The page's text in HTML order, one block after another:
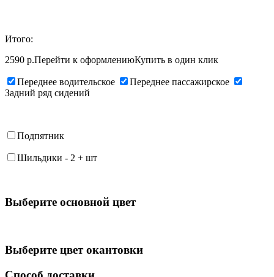
Итого:
2590 р.Перейти к оформлениюКупить в один клик
Переднее водительское
Переднее пассажирское
Задний ряд сидений
Подпятник
Шильдики - 2 + шт
Выберите oсновной цвет
Выберите цвет окантовки